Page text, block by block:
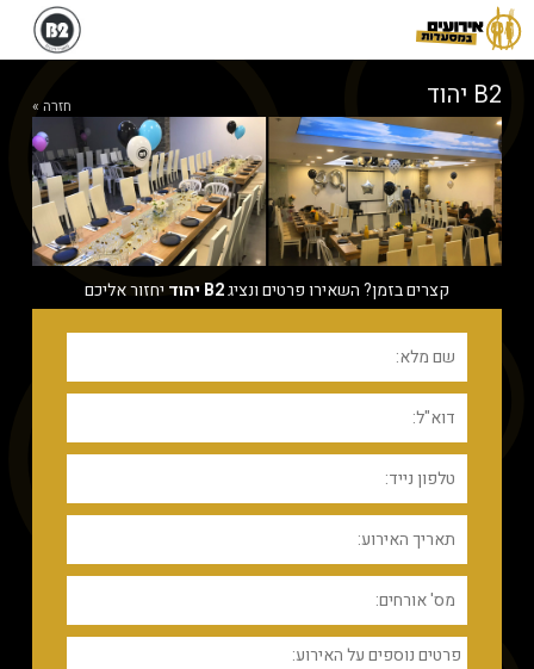
חזרה » B2 יהוד
קצרים בזמן? השאירו פרטים ונציגB2 יהוד יחזור אליכם